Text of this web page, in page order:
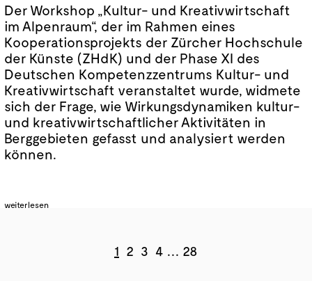
Wo kann man die
Karten mit den Übungen kaufen? In welchen
Situationen können wir uns den roten Tisch
noch vorstellen? Wie können wir eine
möglichst breite Wirkung erzielen?
Der Workshop „Kultur- und Kreativwirtschaft
im Alpenraum“, der im Rahmen eines
Kooperationsprojekts der Zürcher Hochschule
der Künste (ZHdK) und der Phase XI des
Deutschen Kompetenzzentrums Kultur- und
Kreativwirtschaft veranstaltet wurde, widmete
sich der Frage, wie Wirkungsdynamiken kultur-
und kreativwirtschaftlicher Aktivitäten in
Berggebieten gefasst und analysiert werden
können.
weiterlesen
1 2 3 4 … 28